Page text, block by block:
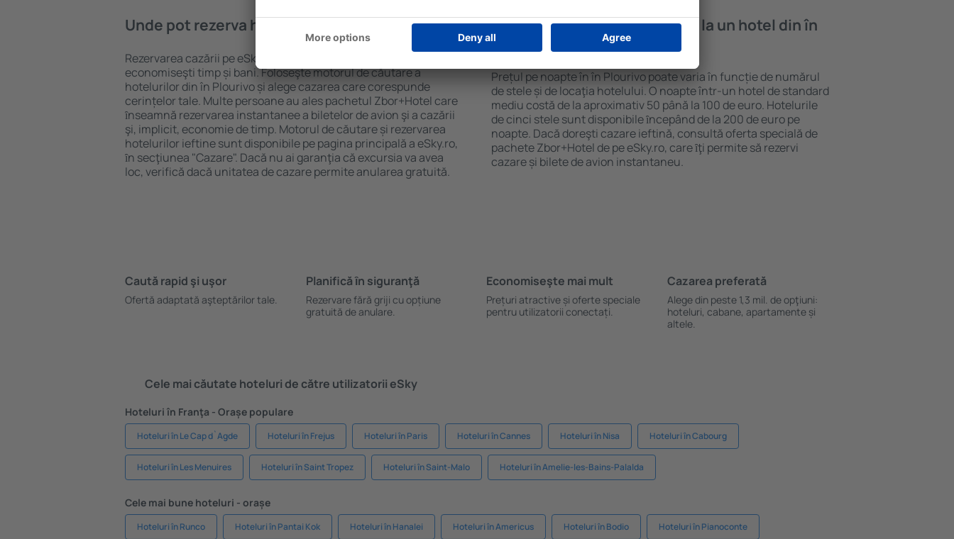
Unde pot rezerva hoteluri ȋn în Plourivo?
Rezervarea cazării pe eSky.ro este o soluție care te va ajuta să
economiseşti timp și bani. Foloseşte motorul de căutare a
hotelurilor din în Plourivo și alege cazarea care corespunde
cerințelor tale. Multe persoane au ales pachetul Zbor+Hotel care
ȋnseamnă rezervarea instantanee a biletelor de avion şi a cazării
şi, implicit, economie de timp. Motorul de căutare și rezervarea
hotelurilor ieftine sunt disponibile pe pagina principală a eSky.ro,
ȋn secţiunea "Cazare". Dacă nu ai garanţia că excursia va avea
loc, verifică dacă unitatea de cazare permite anularea gratuită.
Cât costă o noapte de cazare la un hotel din în
Plourivo?
Prețul pe noapte în în Plourivo poate varia în funcție de numărul
de stele și de locaţia hotelului. O noapte într-un hotel de standard
mediu costă de la aproximativ 50 până la 100 de euro. Hotelurile
de cinci stele sunt disponibile ȋncepând de la 200 de euro pe
noapte. Dacă doreşti cazare ieftină, consultă oferta specială de
pachete Zbor+Hotel de pe eSky.ro, care ȋţi permite să rezervi
cazare și bilete de avion instantaneu.
Caută rapid şi uşor
Ofertă adaptată aşteptărilor tale.
Planifică ȋn siguranţă
Rezervare fără griji cu opțiune
gratuită de anulare.
Economiseşte mai mult
Prețuri atractive și oferte speciale
pentru utilizatorii conectați.
Cazarea preferată
Alege din peste 1,3 mil. de opţiuni:
hoteluri, cabane, apartamente și
altele.
Cele mai căutate hoteluri de către utilizatorii eSky
Hoteluri în Franţa - Orașe populare
Hoteluri în Le Cap d`Agde Hoteluri în Frejus Hoteluri în Paris Hoteluri în Cannes Hoteluri în Nisa Hoteluri în Cabourg
Hoteluri în Les Menuires Hoteluri în Saint Tropez Hoteluri în Saint-Malo Hoteluri în Amelie-les-Bains-Palalda
Cele mai bune hoteluri - orașe
Hoteluri în Runco Hoteluri în Pantai Kok Hoteluri în Hanalei Hoteluri în Americus Hoteluri în Bodio Hoteluri în Pianoconte